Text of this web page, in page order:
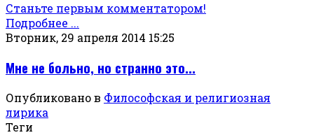
Станьте первым комментатором!
Подробнее ...
Вторник, 29 апреля 2014 15:25
Мне не больно, но странно это...
Опубликовано в Философская и религиозная
лирика
Теги